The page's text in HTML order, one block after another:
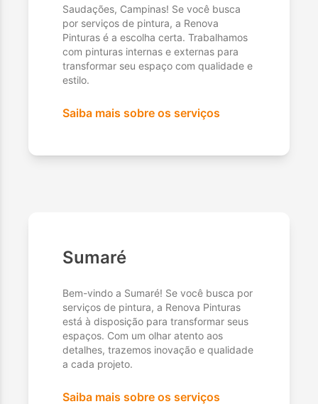
Saudações, Campinas! Se você busca
por serviços de pintura, a Renova
Pinturas é a escolha certa. Trabalhamos
com pinturas internas e externas para
transformar seu espaço com qualidade e
estilo.
Saiba mais sobre os serviços
Sumaré
Bem-vindo a Sumaré! Se você busca por
serviços de pintura, a Renova Pinturas
está à disposição para transformar seus
espaços. Com um olhar atento aos
detalhes, trazemos inovação e qualidade
a cada projeto.
Saiba mais sobre os serviços